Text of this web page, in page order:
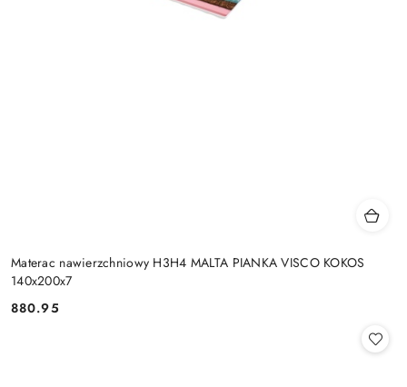
Materac nawierzchniowy H3H4 MALTA PIANKA VISCO KOKOS
140x200x7
Cena:
880.95